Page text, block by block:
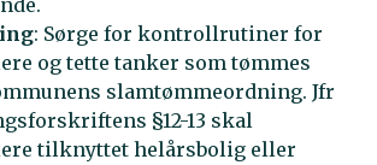
: Sørge for kontrollrutiner for
og tette tanker som tømmes
slamtømmeordning. Jfr
§12-13 skal
tilknyttet helårsbolig eller